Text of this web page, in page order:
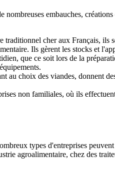
nombreuses embauches,
traditionnel cher aux Français, ils
Ils gèrent les stocks et
que ce soit lors de la
au choix des viandes, donnent
non familiales, où ils
types d'entreprises
agroalimentaire, chez des